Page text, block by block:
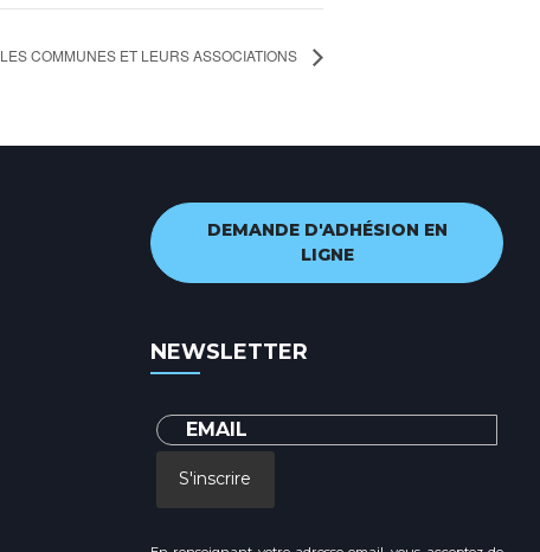
LES COMMUNES ET LEURS ASSOCIATIONS
DEMANDE D'ADHÉSION EN
LIGNE
NEWSLETTER
S'inscrire